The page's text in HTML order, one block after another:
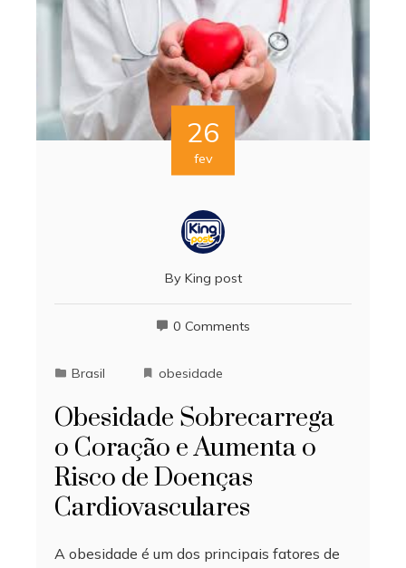
26
fev
By King post
0 Comments
Brasil obesidade
Obesidade Sobrecarrega
o Coração e Aumenta o
Risco de Doenças
Cardiovasculares
A obesidade é um dos principais fatores de